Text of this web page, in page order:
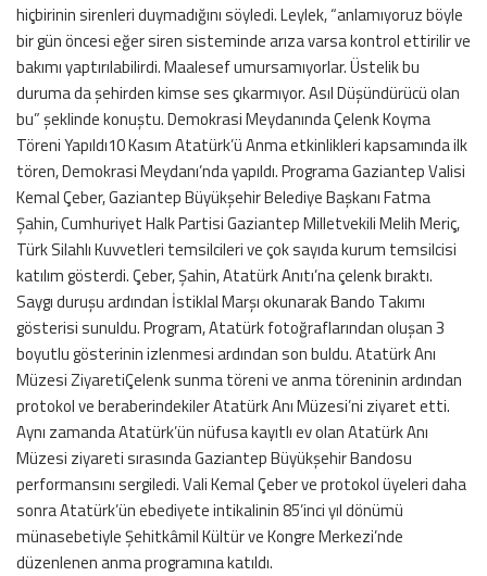
hiçbirinin sirenleri duymadığını söyledi. Leylek, “anlamıyoruz böyle
bir gün öncesi eğer siren sisteminde arıza varsa kontrol ettirilir ve
bakımı yaptırılabilirdi. Maalesef umursamıyorlar. Üstelik bu
duruma da şehirden kimse ses çıkarmıyor. Asıl Düşündürücü olan
bu” şeklinde konuştu. Demokrasi Meydanında Çelenk Koyma
Töreni Yapıldı10 Kasım Atatürk’ü Anma etkinlikleri kapsamında ilk
tören, Demokrasi Meydanı’nda yapıldı. Programa Gaziantep Valisi
Kemal Çeber, Gaziantep Büyükşehir Belediye Başkanı Fatma
Şahin, Cumhuriyet Halk Partisi Gaziantep Milletvekili Melih Meriç,
Türk Silahlı Kuvvetleri temsilcileri ve çok sayıda kurum temsilcisi
katılım gösterdi. Çeber, Şahin, Atatürk Anıtı’na çelenk bıraktı.
Saygı duruşu ardından İstiklal Marşı okunarak Bando Takımı
gösterisi sunuldu. Program, Atatürk fotoğraflarından oluşan 3
boyutlu gösterinin izlenmesi ardından son buldu. Atatürk Anı
Müzesi ZiyaretiÇelenk sunma töreni ve anma töreninin ardından
protokol ve beraberindekiler Atatürk Anı Müzesi’ni ziyaret etti.
Aynı zamanda Atatürk’ün nüfusa kayıtlı ev olan Atatürk Anı
Müzesi ziyareti sırasında Gaziantep Büyükşehir Bandosu
performansını sergiledi. Vali Kemal Çeber ve protokol üyeleri daha
sonra Atatürk’ün ebediyete intikalinin 85’inci yıl dönümü
münasebetiyle Şehitkâmil Kültür ve Kongre Merkezi’nde
düzenlenen anma programına katıldı.